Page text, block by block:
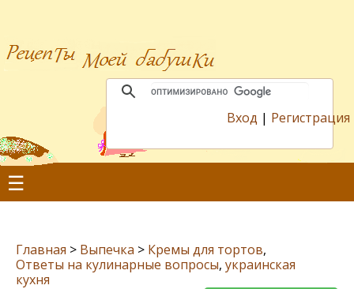
Вход | Регистрация
☰
Главная > Выпечка > Кремы для тортов,
Ответы на кулинарные вопросы, украинская
кухня